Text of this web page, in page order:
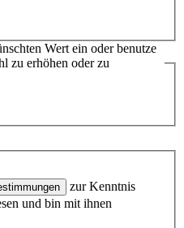
Wert ein oder benutze
zu erhöhen oder zu
zur Kenntnis
und bin mit ihnen